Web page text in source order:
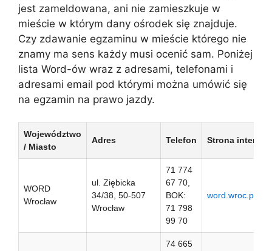
jest zameldowana, ani nie zamieszkuje w
mieście w którym dany ośrodek się znajduje.
Czy zdawanie egzaminu w mieście którego nie
znamy ma sens każdy musi ocenić sam. Poniżej
lista Word-ów wraz z adresami, telefonami i
adresami email pod którymi można umówić się
na egzamin na prawo jazdy.
Województwo
/ Miasto
Adres Telefon Strona
WORD
Wrocław
ul. Ziębicka
34/38, 50-507
Wrocław
71 774
67 70,
BOK:
71 798
99 70
word.wroc.pl
74 665